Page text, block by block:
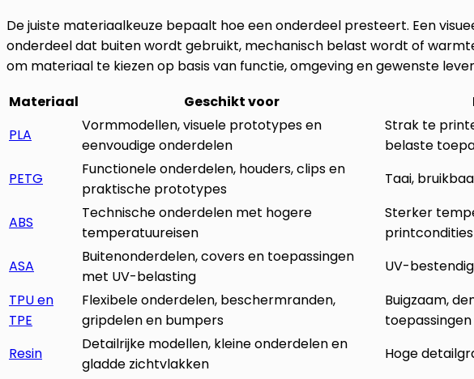
De juiste materiaalkeuze bepaalt hoe een onderdeel presteert. Een
onderdeel dat buiten wordt gebruikt, mechanisch belast wordt of
om materiaal te kiezen op basis van functie, omgeving en gewenste
Materiaal
Geschikt voor
PLA
Vormmodellen, visuele prototypes en
eenvoudige onderdelen
Strak te
belaste
PETG
Functionele onderdelen, houders, clips en
praktische prototypes
Taai,
ABS
Technische onderdelen met hogere
temperatuureisen
Sterker
printcondities
ASA
Buitenonderdelen, covers en toepassingen
met UV-belasting
UV-
TPU en
TPE
Flexibele onderdelen, beschermranden,
gripdelen en bumpers
Buigzaam,
toepassingen
Resin
Detailrijke modellen, kleine onderdelen en
gladde zichtvlakken
Hoge